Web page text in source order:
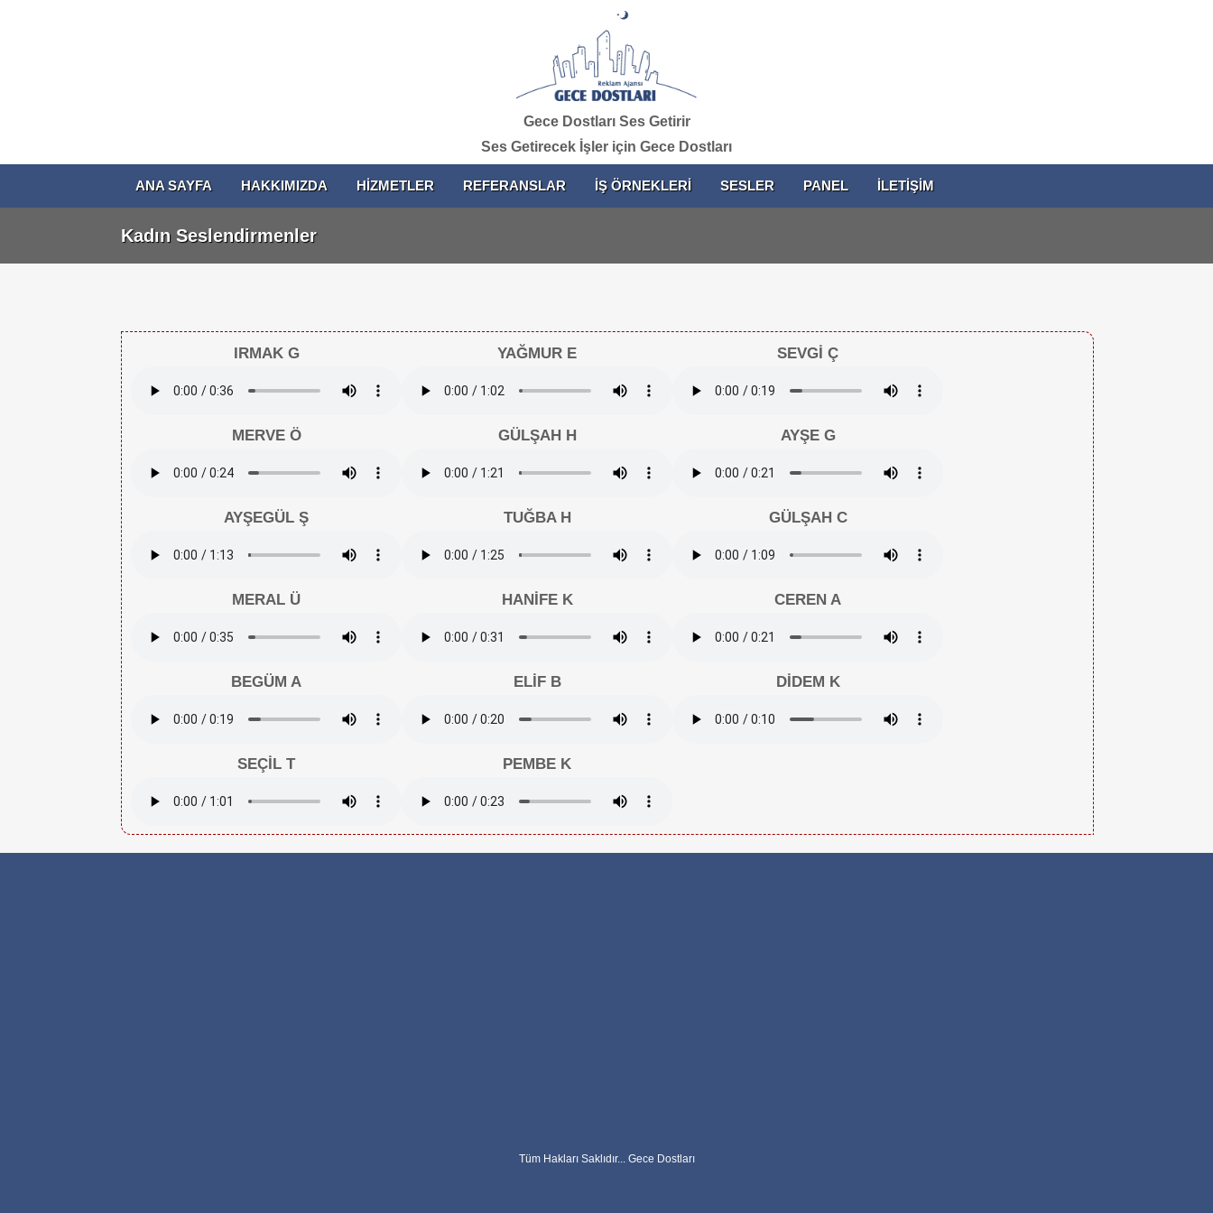
Gece Dostları Ses Getirir
Ses Getirecek İşler için Gece Dostları
ANA SAYFA HAKKIMIZDA HİZMETLER REFERANSLAR İŞ ÖRNEKLERİ SESLER PANEL İLETİŞİM
Kadın Seslendirmenler
IRMAK G YAĞMUR E SEVGİ Ç
MERVE Ö GÜLŞAH H AYŞE G
AYŞEGÜL Ş TUĞBA H GÜLŞAH C
MERAL Ü HANİFE K CEREN A
BEGÜM A ELİF B DİDEM K
SEÇİL T PEMBE K
Tüm Hakları Saklıdır... Gece Dostları